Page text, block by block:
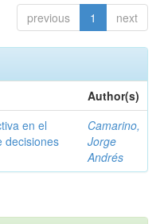
previous 1 next
Author(s)
en el
decisiones
Camarino,
Jorge
Andrés